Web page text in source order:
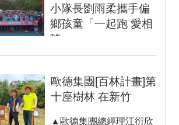
小隊長劉雨柔攜手偏
鄉孩童「一起跑 愛相
隨」
石門水庫櫻花路跑賽」3
月12日邀歐德傢俱、優渥
設計、巧寓舍計、歐眠床
歐德集團[百林計畫]第
十座樹林 在新竹
▲歐德集團總經理江衍欣